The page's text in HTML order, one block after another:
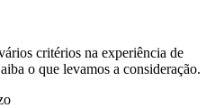
critérios na experiência de
o que levamos a consideração.